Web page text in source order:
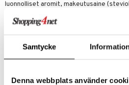
Samtycke
Denna webbplats använder
luonnolliset aromit, makeutusaine
Päivittäinen saanti (5-15 g) sisältää:
Kalium 190-570 mg
Natrium 375-1125 mg
Magnesium 115-345 mg